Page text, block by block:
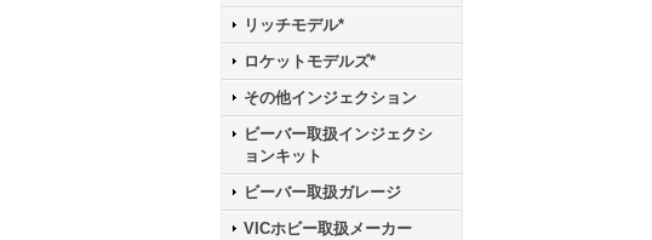
リッチモデル*
ロケットモデルズ*
その他インジェクション
ビーバー取扱インジェクシ
ョンキット
ビーバー取扱ガレージ
VICホビー取扱メーカー